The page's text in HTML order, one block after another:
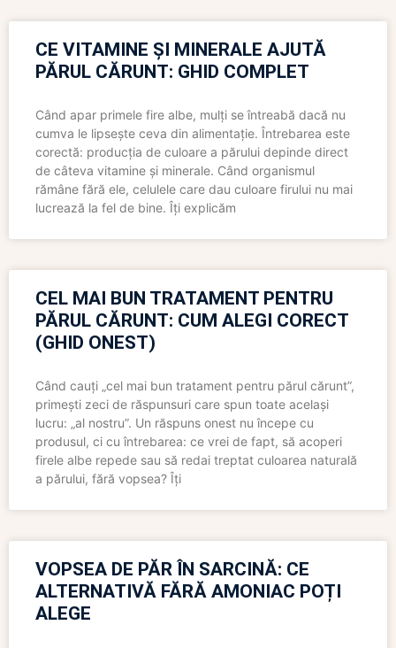
CE VITAMINE ȘI MINERALE AJUTĂ
PĂRUL CĂRUNT: GHID COMPLET
Când apar primele fire albe, mulți se întreabă dacă nu
cumva le lipsește ceva din alimentație. Întrebarea este
corectă: producția de culoare a părului depinde direct
de câteva vitamine și minerale. Când organismul
rămâne fără ele, celulele care dau culoare firului nu mai
lucrează la fel de bine. Îți explicăm
CEL MAI BUN TRATAMENT PENTRU
PĂRUL CĂRUNT: CUM ALEGI CORECT
(GHID ONEST)
Când cauți „cel mai bun tratament pentru părul cărunt”,
primești zeci de răspunsuri care spun toate același
lucru: „al nostru”. Un răspuns onest nu începe cu
produsul, ci cu întrebarea: ce vrei de fapt, să acoperi
firele albe repede sau să redai treptat culoarea naturală
a părului, fără vopsea? Îți
VOPSEA DE PĂR ÎN SARCINĂ: CE
ALTERNATIVĂ FĂRĂ AMONIAC POȚI
ALEGE